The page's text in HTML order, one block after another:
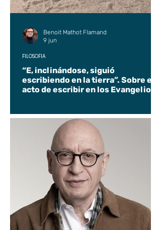
“E, inclinándose, siguió
escribiendo en la tierra”. Sobre el
acto de escribir en los Evangelios.
FILOSOFÍA
Benoit Mathot Flamand
9 jun